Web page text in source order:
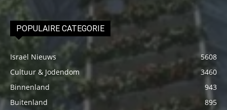
POPULAIRE CATEGORIE
Israël Nieuws
5608
Cultuur & Jodendom
3460
Binnenland
943
Buitenland
895